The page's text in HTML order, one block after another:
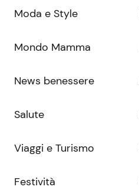
Moda e Style
Mondo Mamma
News benessere
Salute
Viaggi e Turismo
Festività